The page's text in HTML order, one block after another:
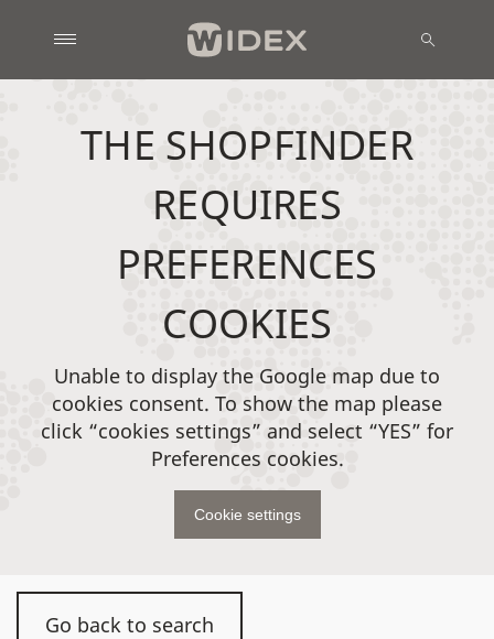
Go back to search
THE SHOPFINDER
REQUIRES
PREFERENCES
COOKIES
Unable to display the Google map due to
cookies consent. To show the map please
click “cookies settings” and select “YES” for
Preferences cookies.
Cookie settings